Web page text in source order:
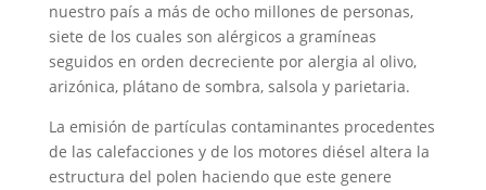
nuestro país a más de ocho millones de personas,
siete de los cuales son alérgicos a gramíneas
seguidos en orden decreciente por alergia al olivo,
arizónica, plátano de sombra, salsola y parietaria.
La emisión de partículas contaminantes procedentes
de las calefacciones y de los motores diésel altera la
estructura del polen haciendo que este genere